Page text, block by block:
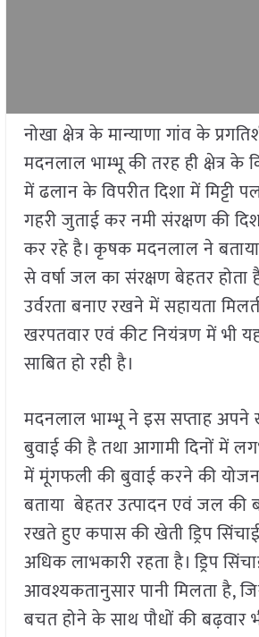
नोखा क्षेत्र के मान्याणा गांव के
मदनलाल भाम्भू की तरह ही क्षेत्र
में ढलान के विपरीत दिशा में
गहरी जुताई कर नमी संरक्षण की
कर रहे है। कृषक मदनलाल ने
से वर्षा जल का संरक्षण बेहतर होता
उर्वरता बनाए रखने में सहायता
खरपतवार एवं कीट नियंत्रण में भी
साबित हो रही है।
मदनलाल भाम्भू ने इस सप्ताह
बुवाई की है तथा आगामी दिनों में
में मूंगफली की बुवाई करने की
बताया बेहतर उत्पादन एवं जल की
रखते हुए कपास की खेती ड्रिप
अधिक लाभकारी रहता है। ड्रिप
आवश्यकतानुसार पानी मिलता है,
बचत होने के साथ पौधों की बढ़वार